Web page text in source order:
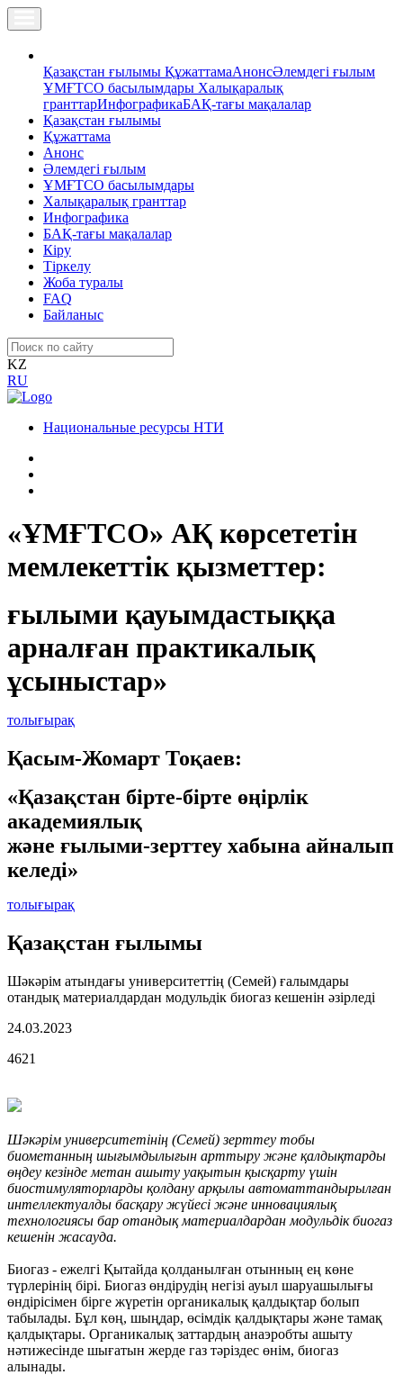
Қазақстан ғылымы ҚұжаттамаАнонсӘлемдегі ғылым
ҰМҒТСО басылымдары Халықаралық
гранттарИнфографикаБАҚ-тағы мақалалар
Қазақстан ғылымы
Құжаттама
Анонс
Әлемдегі ғылым
ҰМҒТСО басылымдары
Халықаралық гранттар
Инфографика
БАҚ-тағы мақалалар
Кіру
Тіркелу
Жоба туралы
FAQ
Байланыс
KZ
RU
Национальные ресурсы НТИ
«ҰМҒТСО» АҚ көрсететін
мемлекеттік қызметтер:
ғылыми қауымдастыққа
арналған практикалық
ұсыныстар»
толығырақ
Қасым-Жомарт Тоқаев:
«Қазақстан бірте-бірте өңірлік
академиялық
және ғылыми-зерттеу хабына айналып
келеді»
толығырақ
Қазақстан ғылымы
Шәкәрім атындағы университеттің (Семей) ғалымдары
отандық материалдардан модульдік биогаз кешенін әзірледі
24.03.2023
4621
Шәкәрім университетінің (Семей) зерттеу тобы
биометанның шығымдылығын арттыру және қалдықтарды
өңдеу кезінде метан ашыту уақытын қысқарту үшін
биостимуляторларды қолдану арқылы автоматтандырылған
интеллектуалды басқару жүйесі және инновациялық
технологиясы бар отандық материалдардан модульдік биогаз
кешенін жасауда.
Биогаз - ежелгі Қытайда қолданылған отынның ең көне
түрлерінің бірі. Биогаз өндірудің негізі ауыл шаруашылығы
өндірісімен бірге жүретін органикалық қалдықтар болып
табылады. Бұл көң, шыңдар, өсімдік қалдықтары және тамақ
қалдықтары. Органикалық заттардың анаэробты ашыту
нәтижесінде шығатын жерде газ тәріздес өнім, биогаз
алынады.